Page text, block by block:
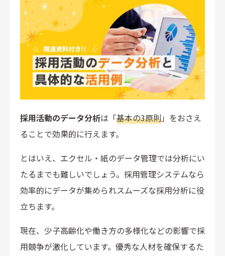
採用活動のデータ分析は「基本の3原則」をおさえ
ることで効果的に行えます。
とはいえ、エクセル・紙のデータ管理では分析にい
たるまでも難しいでしょう。採用管理システムなら
効率的にデータが集められスムーズな採用分析に役
立ちます。
現在、少子高齢化や働き方の多様化などの影響で採
用競争が激化しています。優秀な人材を確保するた